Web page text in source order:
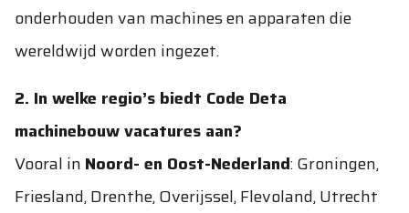
onderhouden van machines en apparaten die
wereldwijd worden ingezet.
2. In welke regio’s biedt Code Deta
machinebouw vacatures aan?
Vooral in Noord- en Oost-Nederland: Groningen,
Friesland, Drenthe, Overijssel, Flevoland, Utrecht